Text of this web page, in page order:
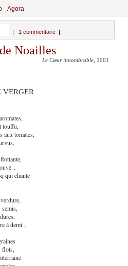
Agora
1 commentaire|
Noailles
Le Cœur innombrable , 1901
VERGER
touffu,
aux tomates,
;
qui chante
semis,
à demi ;
flots,